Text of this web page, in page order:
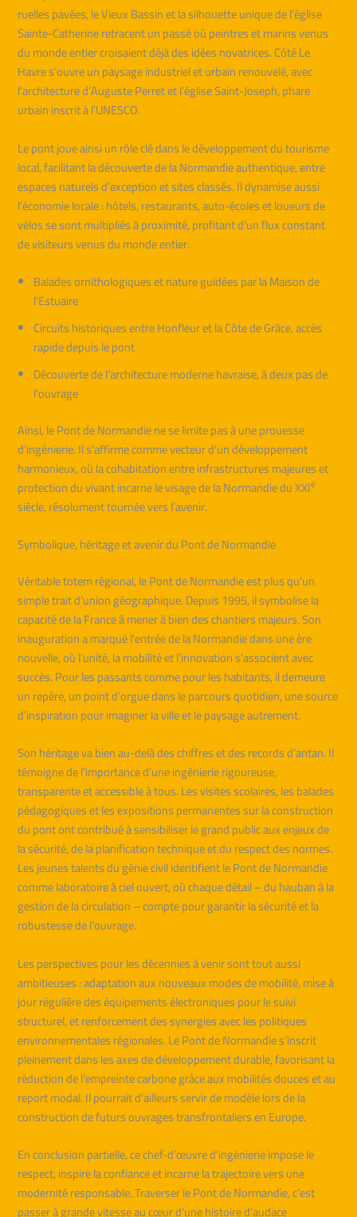
ruelles pavées, le Vieux Bassin et la silhouette unique de l’église
Sainte-Catherine retracent un passé où peintres et marins venus
du monde entier croisaient déjà des idées novatrices. Côté Le
Havre s’ouvre un paysage industriel et urbain renouvelé, avec
l’architecture d’Auguste Perret et l’église Saint-Joseph, phare
urbain inscrit à l’UNESCO.
Le pont joue ainsi un rôle clé dans le développement du tourisme
local, facilitant la découverte de la Normandie authentique, entre
espaces naturels d’exception et sites classés. Il dynamise aussi
l’économie locale : hôtels, restaurants, auto-écoles et loueurs de
vélos se sont multipliés à proximité, profitant d’un flux constant
de visiteurs venus du monde entier.
Balades ornithologiques et nature guidées par la Maison de
l’Estuaire
Circuits historiques entre Honfleur et la Côte de Grâce, accès
rapide depuis le pont
Découverte de l’architecture moderne havraise, à deux pas de
l’ouvrage
Ainsi, le Pont de Normandie ne se limite pas à une prouesse
d’ingénierie. Il s’affirme comme vecteur d’un développement
harmonieux, où la cohabitation entre infrastructures majeures et
protection du vivant incarne le visage de la Normandie du XXIe
siècle, résolument tournée vers l’avenir.
Symbolique, héritage et avenir du Pont de Normandie
Véritable totem régional, le Pont de Normandie est plus qu’un
simple trait d’union géographique. Depuis 1995, il symbolise la
capacité de la France à mener à bien des chantiers majeurs. Son
inauguration a marqué l’entrée de la Normandie dans une ère
nouvelle, où l’unité, la mobilité et l’innovation s’associent avec
succès. Pour les passants comme pour les habitants, il demeure
un repère, un point d’orgue dans le parcours quotidien, une source
d’inspiration pour imaginer la ville et le paysage autrement.
Son héritage va bien au-delà des chiffres et des records d’antan. Il
témoigne de l’importance d’une ingénierie rigoureuse,
transparente et accessible à tous. Les visites scolaires, les balades
pédagogiques et les expositions permanentes sur la construction
du pont ont contribué à sensibiliser le grand public aux enjeux de
la sécurité, de la planification technique et du respect des normes.
Les jeunes talents du génie civil identifient le Pont de Normandie
comme laboratoire à ciel ouvert, où chaque détail – du hauban à la
gestion de la circulation – compte pour garantir la sécurité et la
robustesse de l’ouvrage.
Les perspectives pour les décennies à venir sont tout aussi
ambitieuses : adaptation aux nouveaux modes de mobilité, mise à
jour régulière des équipements électroniques pour le suivi
structurel, et renforcement des synergies avec les politiques
environnementales régionales. Le Pont de Normandie s’inscrit
pleinement dans les axes de développement durable, favorisant la
réduction de l’empreinte carbone grâce aux mobilités douces et au
report modal. Il pourrait d’ailleurs servir de modèle lors de la
construction de futurs ouvrages transfrontaliers en Europe.
En conclusion partielle, ce chef-d’œuvre d’ingénierie impose le
respect, inspire la confiance et incarne la trajectoire vers une
modernité responsable. Traverser le Pont de Normandie, c’est
passer à grande vitesse au cœur d’une histoire d’audace